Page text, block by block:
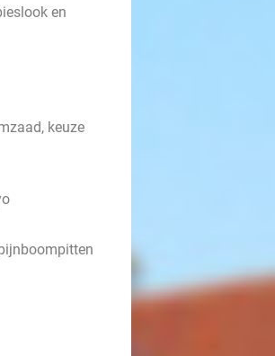
en
keuze